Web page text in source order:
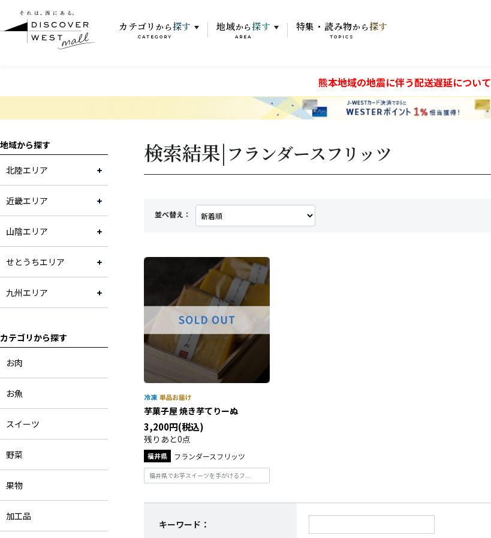
カテゴリ から 探す
CATEGORY
地域から 探す
AREA
特集・読み物から 探す
TOPICS
熊本地域の地震に伴う配送遅延について
地域から探す
北陸エリア
近畿エリア
山陰エリア
せとうちエリア
九州エリア
カテゴリから探す
お肉
お魚
スイーツ
野菜
果物
加工品
検索結果| フランダースフリッツ
並べ替え：
芋菓子屋 焼き芋てりーぬ
3,200円(税込)
残りあと0点
福井県 フランダースフリッツ
福井県でお芋スイーツを手がけるフ...
キーワード：